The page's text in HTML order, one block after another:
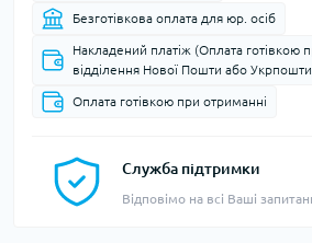
Безготівкова оплата для юр. осіб
Накладений платіж (Оплата готівкою
відділення Нової Пошти або
Оплата готівкою при отриманні
Служба підтримки
Відповімо на всі Ваші